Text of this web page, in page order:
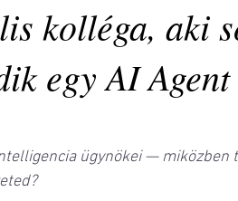
kolléga, aki
egy AI Agent
ügynökei — miközben